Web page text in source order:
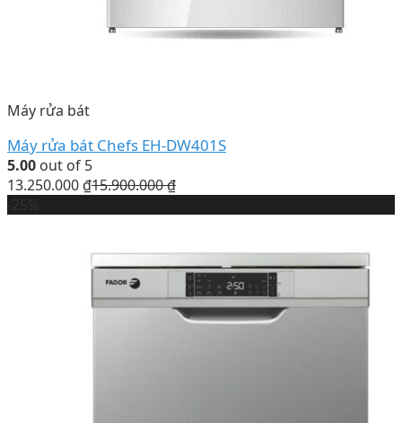
Máy rửa bát
Máy rửa bát Chefs EH-DW401S
5.00 out of 5
13.250.000 ₫15.900.000₫